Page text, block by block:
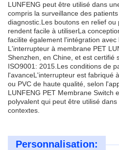
LUNFENG peut être utilisé dans
compris la surveillance des
diagnostic.Les boutons en relief
rendent facile à utiliserLa
facilite également l'intégration avec
L'interrupteur à membrane PET
Shenzhen, en Chine, et est certifié
ISO9001: 2015.Les conditions de
l'avanceL'interrupteur est fabriqué
ou PVC de haute qualité, selon
LUNFENG PET Membrane Switch
polyvalent qui peut être utilisé
contextes.
Personnalisation: